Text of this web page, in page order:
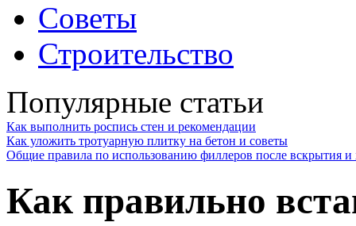
Советы
Строительство
Популярные статьи
Как выполнить роспись стен и рекомендации
Как уложить тротуарную плитку на бетон и советы
Общие правила по использованию филлеров после вскрытия и
Как правильно